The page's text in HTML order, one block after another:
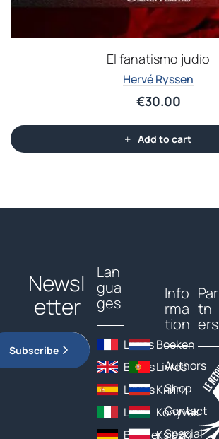
El fanatismo judío
Hervé Ryssen
€30.00
Add to cart
Newsl
etter
Subscribe
Lan
gua
ges
Livres
Books
Libros
Libri
Bücher
Boeken
Livros
Книги
Könyvek
Książki
Info
rma
tion
Authors
Shop
Contact
Special
Par
tn
ers